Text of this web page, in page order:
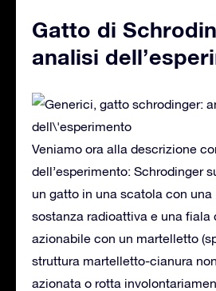
Gatto di
analisi
Veniamo ora alla descrizione
dell’esperimento: Schrodinger
un gatto in una scatola con
sostanza radioattiva e una fiala
azionabile con un martelletto
struttura martelletto-cianura
azionata o rotta